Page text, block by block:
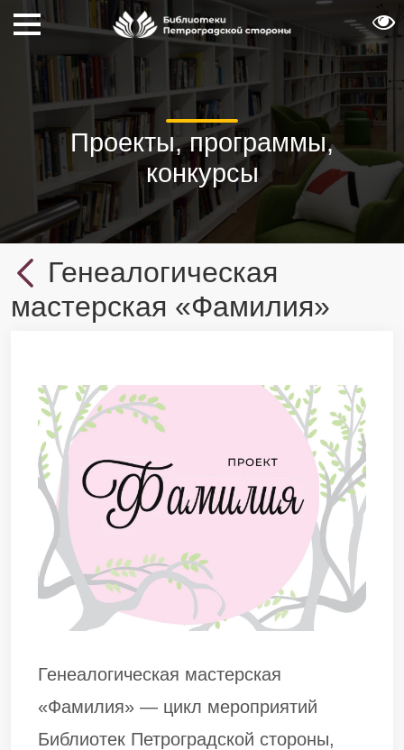
Проекты, программы,
конкурсы
Генеалогическая
мастерская «Фамилия»
Генеалогическая мастерская
«Фамилия» — цикл мероприятий
Библиотек Петроградской стороны,